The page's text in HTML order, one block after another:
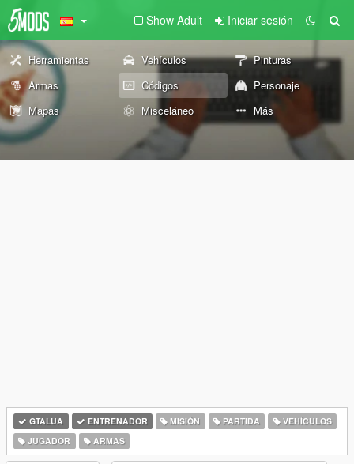
Show Adult Iniciar sesión
Herramientas Vehículos
Pinturas
Armas
Códigos
Personaje
Mapas
Misceláneo Más
GTALUA ENTRENADOR MISIÓN PARTIDA
VEHÍCULOS
JUGADOR
ARMAS